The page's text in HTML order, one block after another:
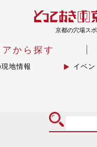
京都の穴場ス
アから探す
地情報 イベ
icon